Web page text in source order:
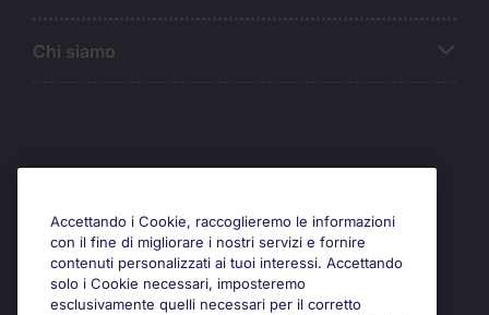
Chi siamo
Accettando i Cookie, raccoglieremo le informazioni
con il fine di migliorare i nostri servizi e fornire
contenuti personalizzati ai tuoi interessi. Accettando
solo i Cookie necessari, imposteremo
esclusivamente quelli necessari per il corretto